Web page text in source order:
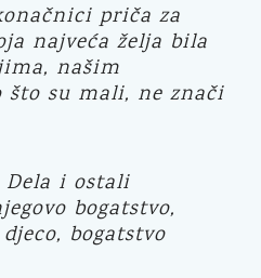
priča za
najveća želja bila
našim
su mali, ne znači
Dela i ostali
bogatstvo,
bogatstvo